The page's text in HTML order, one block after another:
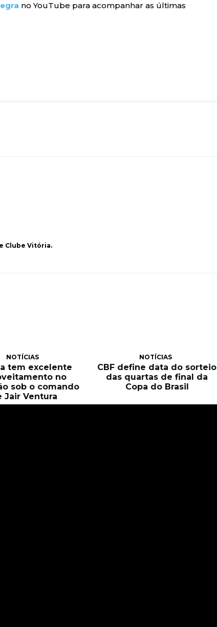
no YouTube para acompanhar as últimas
Clube Vitória.
NOTÍCIAS
tem excelente
no
sob o comando
Jair Ventura
NOTÍCIAS
CBF define data do sorteio
das quartas de final da
Copa do Brasil